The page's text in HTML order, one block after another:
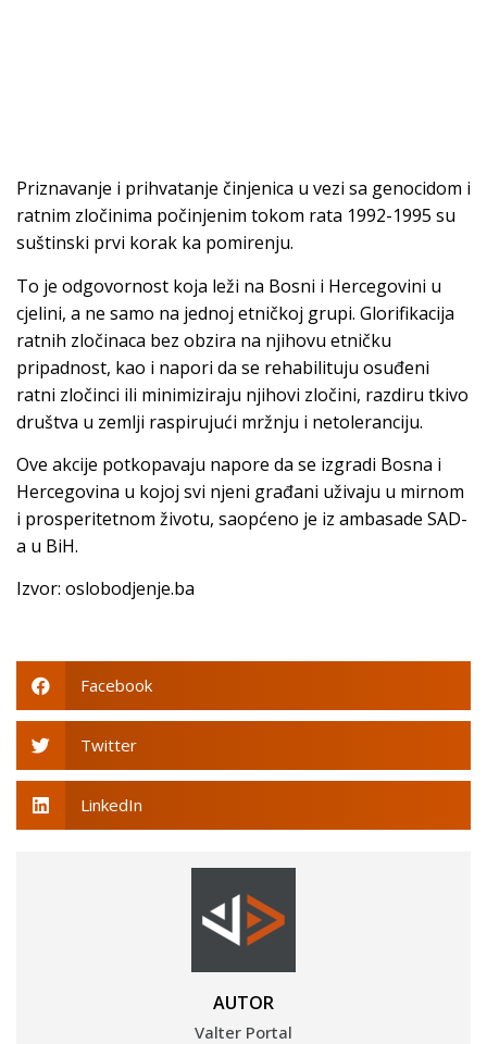
Priznavanje i prihvatanje činjenica u vezi sa genocidom i
ratnim zločinima počinjenim tokom rata 1992-1995 su
suštinski prvi korak ka pomirenju.
To je odgovornost koja leži na Bosni i Hercegovini u
cjelini, a ne samo na jednoj etničkoj grupi. Glorifikacija
ratnih zločinaca bez obzira na njihovu etničku
pripadnost, kao i napori da se rehabilituju osuđeni
ratni zločinci ili minimiziraju njihovi zločini, razdiru tkivo
društva u zemlji raspirujući mržnju i netoleranciju.
Ove akcije potkopavaju napore da se izgradi Bosna i
Hercegovina u kojoj svi njeni građani uživaju u mirnom
i prosperitetnom životu, saopćeno je iz ambasade SAD-
a u BiH.
Izvor: oslobodjenje.ba
Facebook
Twitter
LinkedIn
AUTOR
Valter Portal